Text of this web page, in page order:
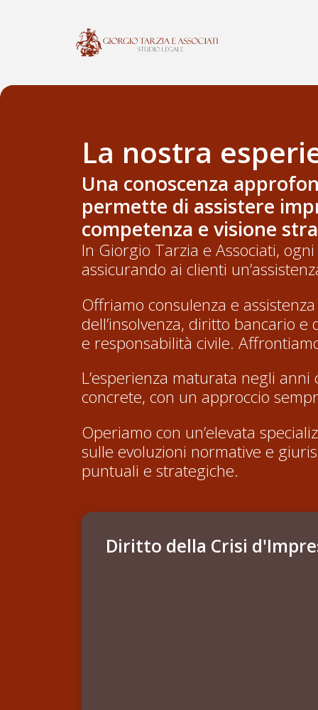
La nostra
Una conoscenza
permette di assistere
competenza e visione
In Giorgio Tarzia e Associati,
assicurando ai clienti
Offriamo consulenza e
dell’insolvenza, diritto bancario
e responsabilità civile.
L’esperienza maturata negli
concrete, con un approccio
Operiamo con un’elevata
sulle evoluzioni normative e
puntuali e strategiche.
Diritto della Crisi